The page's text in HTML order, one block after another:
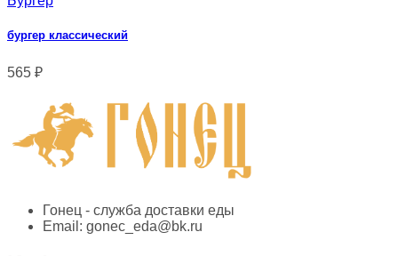
бургер классический
565 ₽
Гонец - служба доставки еды
Email: gonec_eda@bk.ru